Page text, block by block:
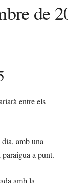
de
entre els
amb una
a punt.
amb la